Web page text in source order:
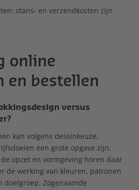
stans- en verzendkosten zijn
online
en bestellen
versus
kan volgens dessinkeuze,
een grote opgave zijn.
opzet en vormgeving horen daar
de werking van kleuren, patronen
doelgroep. Zogenaamde